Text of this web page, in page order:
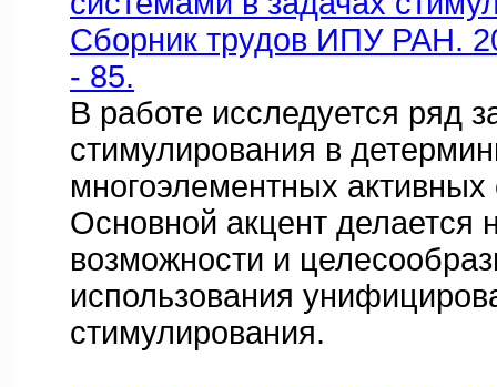
Сборник трудов ИПУ РАН.
- 85.
В работе исследуется ряд
стимулирования в
многоэлементных активных
Основной акцент делается
возможности и
использования
стимулирования.